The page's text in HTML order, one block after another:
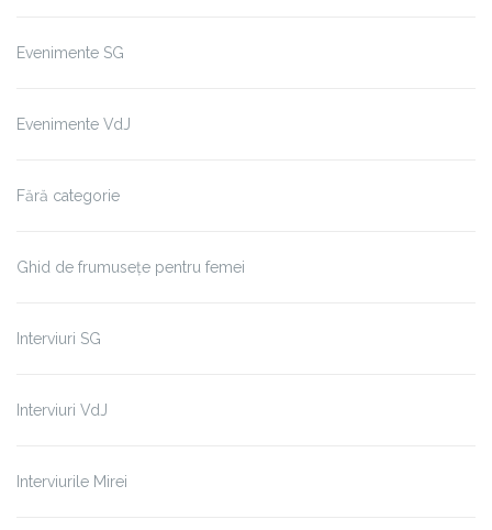
Evenimente SG
Evenimente VdJ
Fără categorie
Ghid de frumusețe pentru femei
Interviuri SG
Interviuri VdJ
Interviurile Mirei